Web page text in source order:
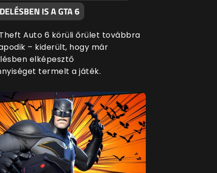
IS A GTA 6
Auto 6 körüli őrület továbbra
– kiderült, hogy már
elképesztő
termelt a játék.